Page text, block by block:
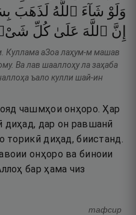
وَلَوْ شَآءَ ٱللَّهُ لَذَهَبَ
إِنَّ ٱللَّهَ عَلَىٰ كُلِّ
Куллама аЗоа лаҳум-м машав
Ва лав шааллоҳу ла заҳаба
ъало кулли шай-ин
чашмҳои онҳоро. Ҳар
диҳад, дар он равшанӣ
торикӣ диҳад, биистанд.
онҳоро ва биноии
бар ҳама чиз
тафсир